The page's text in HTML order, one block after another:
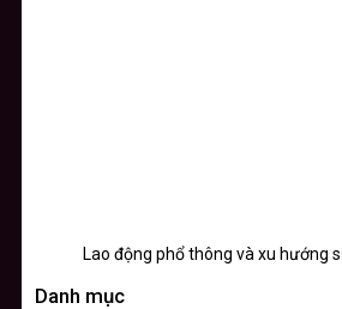
Lao động phổ thông và xu hướng
Danh mục